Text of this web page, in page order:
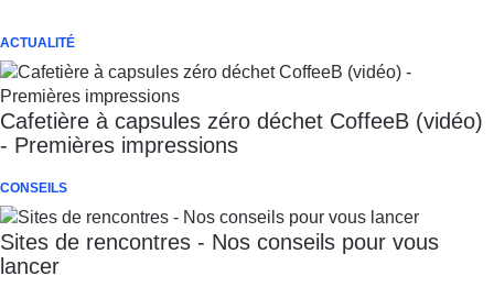
ACTUALITÉ
Cafetière à capsules zéro déchet CoffeeB (vidéo)
- Premières impressions
CONSEILS
Sites de rencontres - Nos conseils pour vous
lancer